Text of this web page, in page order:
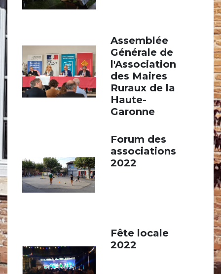
Assemblée
Générale de
l'Association
des Maires
Ruraux de la
Haute-
Garonne
Forum des
associations
2022
Fête locale
2022